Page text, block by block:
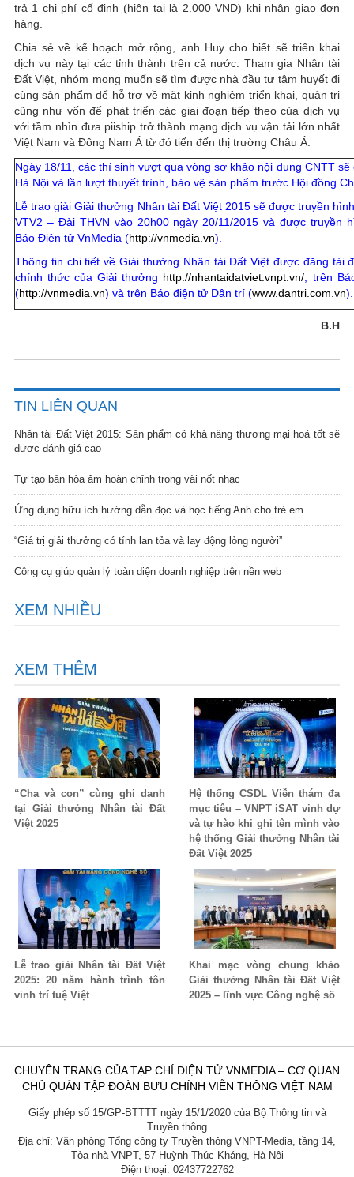
trả 1 chi phí cố định (hiện tại là 2.000 VND) khi nhận giao đơn
hàng.
Chia sẻ về kế hoạch mở rộng, anh Huy cho biết sẽ triển khai
dịch vụ này tại các tỉnh thành trên cả nước. Tham gia Nhân tài
Đất Việt, nhóm mong muốn sẽ tìm được nhà đầu tư tâm huyết đi
cùng sản phẩm để hỗ trợ về mặt kinh nghiệm triển khai, quản trị
cũng như vốn để phát triển các giai đoạn tiếp theo của dịch vụ
với tầm nhìn đưa piiship trở thành mạng dịch vụ vận tải lớn nhất
Việt Nam và Đông Nam Á từ đó tiến đến thị trường Châu Á.
Ngày 18/11, các thí sinh vượt qua vòng sơ khảo nội dung CNTT
Hà Nội và lần lượt thuyết trình, bảo vệ sản phẩm trước Hội đồng
Lễ trao giải Giải thưởng Nhân tài Đất Việt 2015 sẽ được truyền
VTV2 – Đài THVN vào 20h00 ngày 20/11/2015 và được truyền
Báo Điện tử VnMedia (http://vnmedia.vn).
Thông tin chi tiết về Giải thưởng Nhân tài Đất Việt được đăng tải
chính thức của Giải thưởng http://nhantaidatviet.vnpt.vn/; trên
(http://vnmedia.vn) và trên Báo điện tử Dân trí (www.dantri.com.vn).
B.H
TIN LIÊN QUAN
Nhân tài Đất Việt 2015: Sản phẩm có khả năng thương mại hoá tốt sẽ
được đánh giá cao
Tự tạo bản hòa âm hoàn chỉnh trong vài nốt nhạc
Ứng dụng hữu ích hướng dẫn đọc và học tiếng Anh cho trẻ em
“Giá trị giải thưởng có tính lan tỏa và lay động lòng người”
Công cụ giúp quản lý toàn diện doanh nghiệp trên nền web
XEM NHIỀU
XEM THÊM
“Cha và con” cùng ghi danh
tại Giải thưởng Nhân tài Đất
Việt 2025
Hệ thống CSDL Viễn thám đa
mục tiêu – VNPT iSAT vinh dự
và tự hào khi ghi tên mình vào
hệ thống Giải thưởng Nhân tài
Đất Việt 2025
Lễ trao giải Nhân tài Đất Việt
2025: 20 năm hành trình tôn
vinh trí tuệ Việt
Khai mạc vòng chung khảo
Giải thưởng Nhân tài Đất Việt
2025 – lĩnh vực Công nghệ số
CHUYÊN TRANG CỦA TẠP CHÍ ĐIỆN TỬ VNMEDIA – CƠ QUAN
CHỦ QUẢN TẬP ĐOÀN BƯU CHÍNH VIỄN THÔNG VIỆT NAM
Giấy phép số 15/GP-BTTTT ngày 15/1/2020 của Bộ Thông tin và
Truyền thông
Địa chỉ: Văn phòng Tổng công ty Truyền thông VNPT-Media, tầng 14,
Tòa nhà VNPT, 57 Huỳnh Thúc Kháng, Hà Nội
Điện thoại: 02437722762